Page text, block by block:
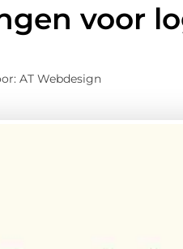
voor
AT Webdesign